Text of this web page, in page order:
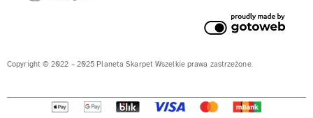
Copyright © 2022 – 2025 Planeta Skarpet Wszelkie prawa zastrzeżone.